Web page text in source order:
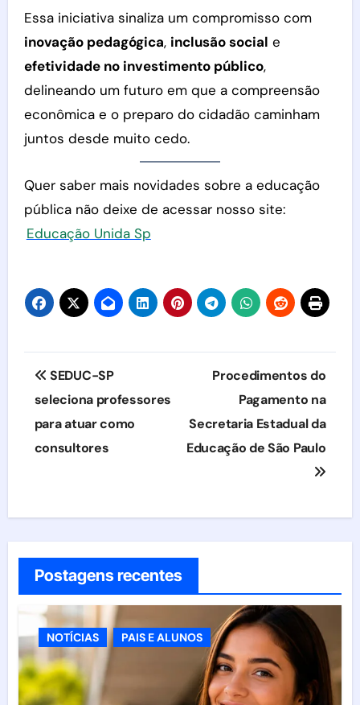
Essa iniciativa sinaliza um compromisso com
inovação pedagógica, inclusão social e
efetividade no investimento público,
delineando um futuro em que a compreensão
econômica e o preparo do cidadão caminham
juntos desde muito cedo.
Quer saber mais novidades sobre a educação
pública não deixe de acessar nosso site:
Educação Unida Sp
Navegação
de
Post
SEDUC-SP
seleciona professores
para atuar como
consultores
Procedimentos do
Pagamento na
Secretaria Estadual da
Educação de São Paulo
Postagens recentes
NOTÍCIAS PAIS E ALUNOS